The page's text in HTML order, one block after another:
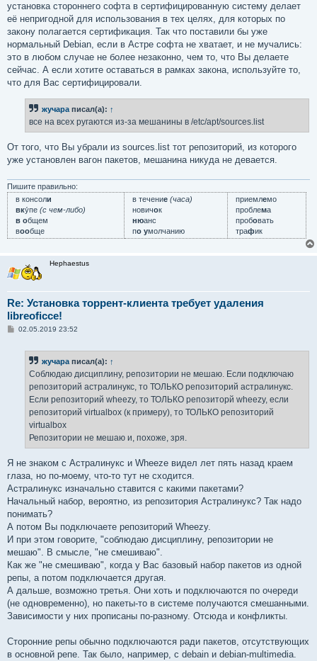
установка стороннего софта в сертифицированную систему делает
её непригодной для использования в тех целях, для которых по
закону полагается сертификация. Так что поставили бы уже
нормальный Debian, если в Астре софта не хватает, и не мучались:
это в любом случае не более незаконно, чем то, что Вы делаете
сейчас. А если хотите оставаться в рамках закона, используйте то,
что для Вас сертифицировали.
жучара писал(а): ↑
все на всех ругаются из-за мешанины в /etc/apt/sources.list
От того, что Вы убрали из sources.list тот репозиторий, из которого
уже установлен вагон пакетов, мешанина никуда не девается.
Пишите правильно:
в консоли
вку́пе (с чем-либо)
в общем
вообще
в течение (часа)
новичок
нюанс
по умолчанию
приемлемо
проблема
пробовать
трафик
Hephaestus
Re: Установка торрент-клиента требует удаления
libreoficce!
С02.05.2019 23:52
жучара писал(а): ↑
Cоблюдаю дисциплину, репозитории не мешаю. Если подключаю
репозиторий астралинукс, то ТОЛЬКО репозиторий астралинукс.
Если репозиторий wheezy, то ТОЛЬКО репозиторй wheezy, если
репозиторий virtualbox (к примеру), то ТОЛЬКО репозиторий
virtualbox
Репозитории не мешаю и, похоже, зря.
Я не знаком с Астралинукс и Wheeze видел лет пять назад краем
глаза, но по-моему, что-то тут не сходится.
Астралинукс изначально ставится с какими пакетами?
Начальный набор, вероятно, из репозитория Астралинукс? Так надо
понимать?
А потом Вы подключаете репозиторий Wheezy.
И при этом говорите, "соблюдаю дисциплину, репозитории не
мешаю". В смысле, "не смешиваю".
Как же "не смешиваю", когда у Вас базовый набор пакетов из одной
репы, а потом подключается другая.
А дальше, возможно третья. Они хоть и подключаются по очереди
(не одновременно), но пакеты-то в системе получаются смешанными.
Зависимости у них прописаны по-разному. Отсюда и конфликты.
Сторонние репы обычно подключаются ради пакетов, отсутствующих
в основной репе. Так было, например, с debain и debian-multimedia.